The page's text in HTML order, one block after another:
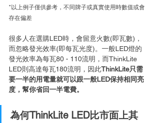
*以上例子僅供參考，不同牌子或真實使用時數值或會
存在偏差
很多人在選購LED時，會留意火數(即瓦數)，
而忽略發光效率(即每瓦光度)。一般LED燈的
發光效率為每瓦80 - 110流明，而ThinkLite
LED則高達每瓦180流明，因此ThinkLite只需
要一半的用電量就可以跟一般LED保持相同亮
度，幫你省回一半電費。
為何ThinkLite LED比市面上其